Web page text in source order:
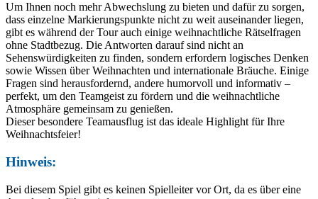
Um Ihnen noch mehr Abwechslung zu bieten und dafür zu sorgen,
dass einzelne Markierungspunkte nicht zu weit auseinander liegen,
gibt es während der Tour auch einige weihnachtliche Rätselfragen
ohne Stadtbezug. Die Antworten darauf sind nicht an
Sehenswürdigkeiten zu finden, sondern erfordern logisches Denken
sowie Wissen über Weihnachten und internationale Bräuche. Einige
Fragen sind herausfordernd, andere humorvoll und informativ –
perfekt, um den Teamgeist zu fördern und die weihnachtliche
Atmosphäre gemeinsam zu genießen.
Dieser besondere Teamausflug ist das ideale Highlight für Ihre
Weihnachtsfeier!
Hinweis:
Bei diesem Spiel gibt es keinen Spielleiter vor Ort, da es über eine